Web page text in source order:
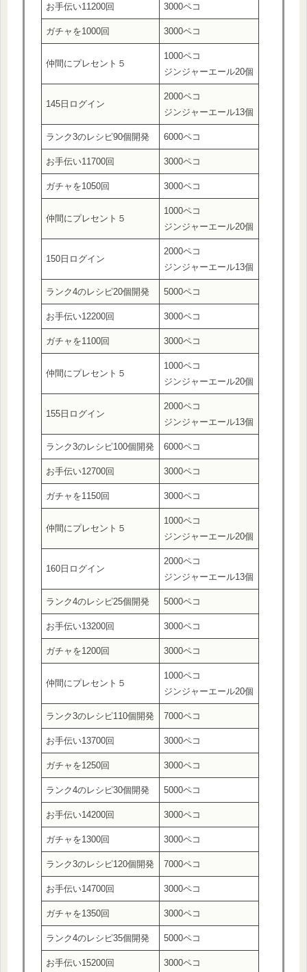
お手伝い11200回 3000ペコ
ガチャを1000回 3000ペコ
仲間にプレセント５
1000ペコ
ジンジャーエール20個
145日ログイン
2000ペコ
ジンジャーエール13個
ランク3のレシピ90個開発 6000ペコ
お手伝い11700回 3000ペコ
ガチャを1050回 3000ペコ
仲間にプレセント５
1000ペコ
ジンジャーエール20個
150日ログイン
2000ペコ
ジンジャーエール13個
ランク4のレシピ20個開発 5000ペコ
お手伝い12200回 3000ペコ
ガチャを1100回 3000ペコ
仲間にプレセント５
1000ペコ
ジンジャーエール20個
155日ログイン
2000ペコ
ジンジャーエール13個
ランク3のレシピ100個開発 6000ペコ
お手伝い12700回 3000ペコ
ガチャを1150回 3000ペコ
仲間にプレセント５
1000ペコ
ジンジャーエール20個
160日ログイン
2000ペコ
ジンジャーエール13個
ランク4のレシピ25個開発 5000ペコ
お手伝い13200回 3000ペコ
ガチャを1200回 3000ペコ
仲間にプレセント５
1000ペコ
ジンジャーエール20個
ランク3のレシピ110個開発 7000ペコ
お手伝い13700回 3000ペコ
ガチャを1250回 3000ペコ
ランク4のレシピ30個開発 5000ペコ
お手伝い14200回 3000ペコ
ガチャを1300回 3000ペコ
ランク3のレシピ120個開発 7000ペコ
お手伝い14700回 3000ペコ
ガチャを1350回 3000ペコ
ランク4のレシピ35個開発 5000ペコ
お手伝い15200回 3000ペコ